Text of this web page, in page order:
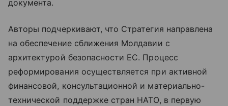
документа.
Авторы подчеркивают, что Стратегия направлена
на обеспечение сближения Молдавии с
архитектурой безопасности ЕС. Процесс
реформирования осуществляется при активной
финансовой, консультационной и материально-
технической поддержке стран НАТО, в первую